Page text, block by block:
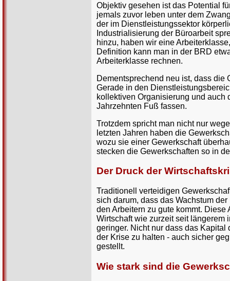
Objektiv gesehen ist das Potential
jemals zuvor leben unter dem
der im Dienstleistungssektor
Industrialisierung der Büroarbeit
hinzu, haben wir eine
Definition kann man in der BRD
Arbeiterklasse rechnen.
Dementsprechend neu ist, dass die
Gerade in den
kollektiven Organisierung und auch
Jahrzehnten Fuß fassen.
Trotzdem spricht man nicht nur
letzten Jahren haben die
wozu sie einer Gewerkschaft
stecken die Gewerkschaften so in
Der Druck der
Traditionell verteidigen
sich darum, dass das Wachstum
den Arbeitern zu gute kommt.
Wirtschaft wie zurzeit seit längerem
geringer. Nicht nur dass das Kapital
der Krise zu halten - auch sicher
gestellt.
Wie stark sind die